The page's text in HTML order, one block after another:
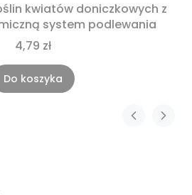
kwiatów doniczkowych z
system podlewania
4,79 zł
Do koszyka